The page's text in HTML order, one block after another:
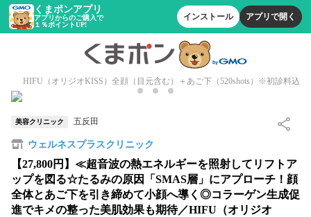
くまポンアプリ
アプリからのご購入で
１％ポイントUP!
インストール アプリで開く
HIFU（オリジオKISS）全顔（目元含む）＋あご下（520shots）※初診料込
美容クリニック 五反田
ウェルネスプラスクリニック
【27,800円】≪超音波の熱エネルギーを照射してリフトア
ップを図る☆たるみの原因「SMAS層」にアプローチ！顔
全体とあご下を引き締めて小顔へ導く◎コラーゲン生成促
進でキメの整った美肌効果も期待／HIFU（オリジオ